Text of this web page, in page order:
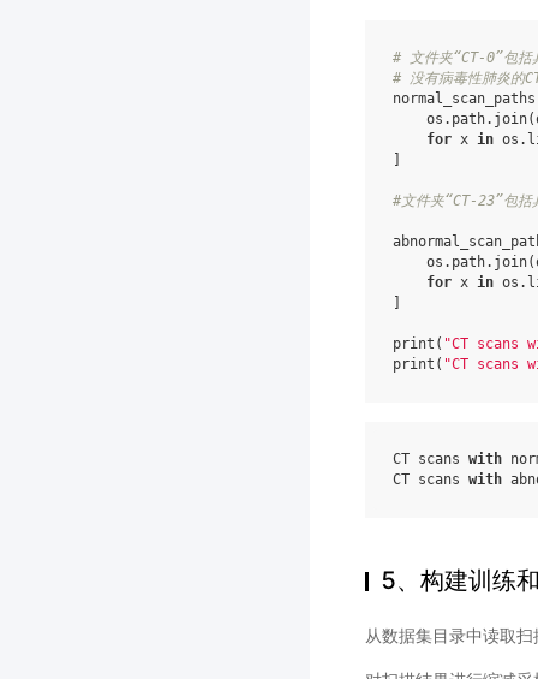
# 文件夹“CT-0”包括
# 没有病毒性肺炎的
normal_scan_paths
os . path. join(
for x in os .
#文件夹“CT-23”包括
os . path. join(
for x in os .
print ( "CT scans
print ( "CT scans
CT scans with
CT scans with
5、构建训练
从数据集目录中读取